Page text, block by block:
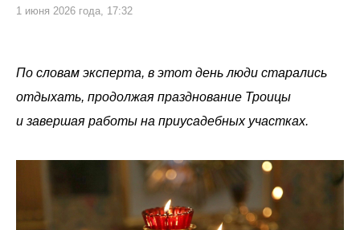
1 июня 2026 года, 17:32
По словам эксперта, в этот день люди старались
отдыхать, продолжая празднование Троицы
и завершая работы на приусадебных участках.